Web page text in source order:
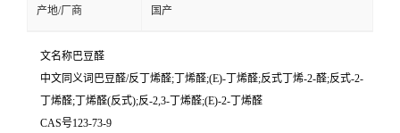
产地/厂商 国产
文名称巴豆醛
中文同义词巴豆醛/反丁烯醛;丁烯醛;(E)-丁烯醛;反式丁烯-2-醛;反式-2-
丁烯醛;丁烯醛(反式);反-2,3-丁烯醛;(E)-2-丁烯醛
CAS号123-73-9